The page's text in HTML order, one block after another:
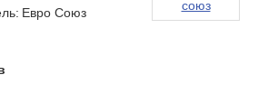
Евро Союз
союз